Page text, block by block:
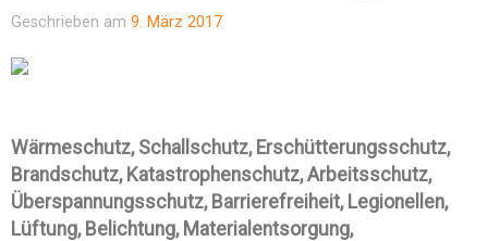
Geschrieben am 9. März 2017
Wärmeschutz, Schallschutz, Erschütterungsschutz,
Brandschutz, Katastrophenschutz, Arbeitsschutz,
Überspannungsschutz, Barrierefreiheit, Legionellen,
Lüftung, Belichtung, Materialentsorgung,